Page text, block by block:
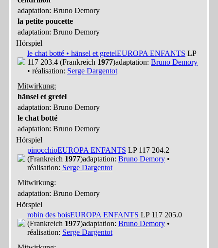
adaptation: Bruno Demory
la petite poucette
adaptation: Bruno Demory
Hörspiel
le chat botté • hänsel et gretelEUROPA ENFANTS LP
117 203.4 (Frankreich 1977)adaptation: Bruno Demory
• réalisation: Serge Dargentot
Mitwirkung:
hänsel et gretel
adaptation: Bruno Demory
le chat botté
adaptation: Bruno Demory
Hörspiel
pinocchioEUROPA ENFANTS LP 117 204.2
(Frankreich 1977)adaptation: Bruno Demory •
réalisation: Serge Dargentot
Mitwirkung:
adaptation: Bruno Demory
Hörspiel
robin des boisEUROPA ENFANTS LP 117 205.0
(Frankreich 1977)adaptation: Bruno Demory •
réalisation: Serge Dargentot